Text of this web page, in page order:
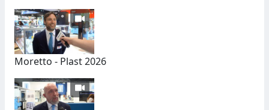
Moretto - Plast 2026